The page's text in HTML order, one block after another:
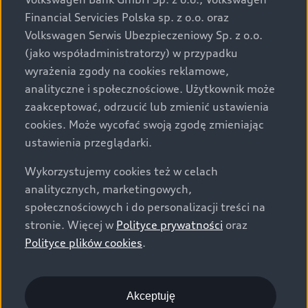
za dopłatą. Wiążące ustalenie ceny, wyposażenia i
specyfikacji pojazdu następują w umowie sprzedaży, a
określenie parametrów technicznych zawiera
świadectwo homologacji typu pojazdu. Zastrzegamy
sobie prawo do zmian i pomyłek. Wszelkie informacje
prezentowane na stronie są aktualne na dzień ich
zamieszczania. W celu uzyskania najnowszych
informacji prosimy kontaktować się z Partnerem Marki
Audi.
Wszystkie produkowane obecnie samochody marki Audi
są wykonywane z materiałów spełniających pod
względem możliwości odzysku i recyklingu wymagania
określone w normie ISO 22628 i są zgodne z
europejskimi świadectwami homologacji wydanymi wg
o.o. podlega obowiązkowi zapewnienia wszystkim
użytkownikom samochodów marki Volkswagen sieci
Financial Servicies Polska sp. z o.o. oraz
Volkswagen Serwis Ubezpieczeniowy Sp. z o.o.
(jako współadministratorzy) w przypadku
wyrażenia zgody na cookies reklamowe,
analityczne i społecznościowe. Użytkownik może
zaakceptować, odrzucić lub zmienić ustawienia
cookies. Może wycofać swoją zgodę zmieniając
ustawienia przeglądarki.
Wykorzystujemy cookies też w celach
analitycznych, marketingowych,
społecznościowych i do personalizacji treści na
stronie. Więcej w Polityce prywatności oraz
Polityce plików cookies.
Akceptuję